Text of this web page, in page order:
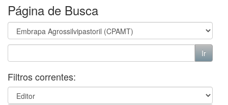
Página de Busca
Filtros correntes: